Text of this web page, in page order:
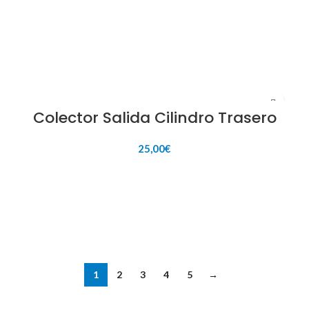
Colector Salida Cilindro Trasero
25,00€
1 2 3 4 5 →